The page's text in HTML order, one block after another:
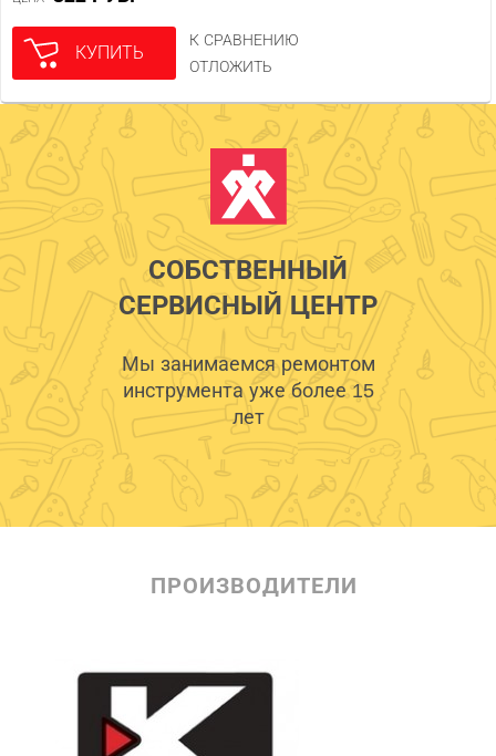
КУПИТЬ
К СРАВНЕНИЮ
ОТЛОЖИТЬ
СОБСТВЕННЫЙ
СЕРВИСНЫЙ ЦЕНТР
Мы занимаемся ремонтом
инструмента уже более 15
лет
ПРОИЗВОДИТЕЛИ